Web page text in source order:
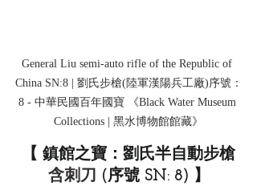
General Liu semi-auto rifle of the Republic of
China SN:8 | 劉氏步槍(陸軍漢陽兵工廠)序號：
8 - 中華民國百年國寶 《Black Water Museum
Collections | 黑水博物館館藏》
【 鎮館之寶：劉氏半自動步槍
含刺刀 (序號 SN: 8) 】